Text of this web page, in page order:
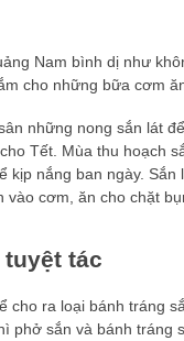
Nam bình dị như
cho những bữa cơm
những nong sắn lát
Tết. Mùa thu hoạch
kịp nắng ban ngày.
cơm, ăn cho chặt
tác
cho ra loại bánh tráng
phở sắn và bánh